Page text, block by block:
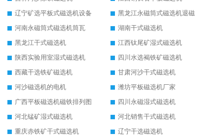
辽宁矿选平板式磁选机设备
黑龙江永磁筒式磁选机退磁
河南永磁筒式磁选机筒瓦
湖南干式磁选机
黑龙江干式磁选机
江西钛尾矿湿式磁选机
陕西实验用室湿式磁选机
四川水选褐铁矿磁选机
西藏干选铁矿磁选机
甘肃河沙干式磁选机
河沙磁选机的电机
潍坊平板磁选机厂家
广西平板磁选机磁铁排列图
四川永磁湿式磁选机
河北锰矿湿式磁选机
河北销售干式磁选机
重庆赤铁矿干式磁选机
辽宁干选磁选机